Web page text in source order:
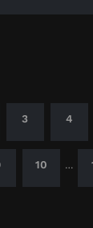
3 4
10 …